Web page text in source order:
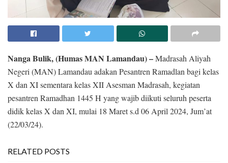
Nanga Bulik, (Humas MAN Lamandau) –Madrasah Aliyah
Negeri (MAN) Lamandau adakan Pesantren Ramadlan bagi kelas
X dan XI sementara kelas XII Asesman Madrasah, kegiatan
pesantren Ramadhan 1445 H yang wajib diikuti seluruh peserta
didik kelas X dan XI, mulai 18 Maret s.d 06 April 2024, Jum’at
(22/03/24).
RELATED POSTS